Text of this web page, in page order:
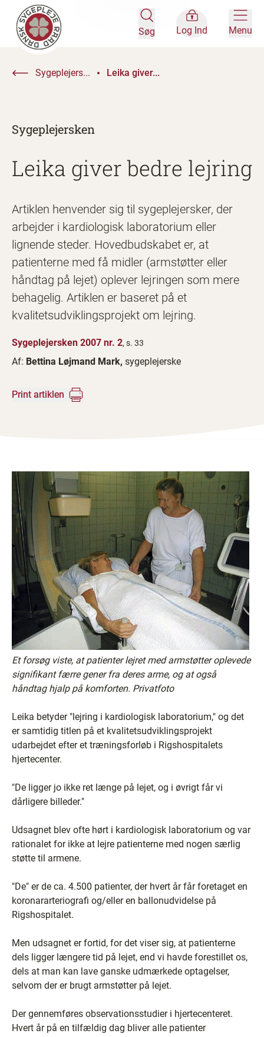
Søg Log Ind Menu
Sygeplejers... Leika giver...
Sygeplejersken
Leika giver bedre lejring
Artiklen henvender sig til sygeplejersker, der
arbejder i kardiologisk laboratorium eller
lignende steder. Hovedbudskabet er, at
patienterne med få midler (armstøtter eller
håndtag på lejet) oplever lejringen som mere
behagelig. Artiklen er baseret på et
kvalitetsudviklingsprojekt om lejring.
Sygeplejersken 2007 nr. 2, s. 33
Af: Bettina Løjmand Mark, sygeplejerske
Print artiklen
Et forsøg viste, at patienter lejret med armstøtter oplevede
signifikant færre gener fra deres arme, og at også
håndtag hjalp på komforten. Privatfoto
Leika betyder "lejring i kardiologisk laboratorium," og det
er samtidig titlen på et kvalitetsudviklingsprojekt
udarbejdet efter et træningsforløb i Rigshospitalets
hjertecenter.
"De ligger jo ikke ret længe på lejet, og i øvrigt får vi
dårligere billeder."
Udsagnet blev ofte hørt i kardiologisk laboratorium og var
rationalet for ikke at lejre patienterne med nogen særlig
støtte til armene.
"De" er de ca. 4.500 patienter, der hvert år får foretaget en
koronararteriografi og/eller en ballonudvidelse på
Rigshospitalet.
Men udsagnet er fortid, for det viser sig, at patienterne
dels ligger længere tid på lejet, end vi havde forestillet os,
dels at man kan lave ganske udmærkede optagelser,
selvom der er brugt armstøtter på lejet.
Der gennemføres observationsstudier i hjertecenteret.
Hvert år på en tilfældig dag bliver alle patienter